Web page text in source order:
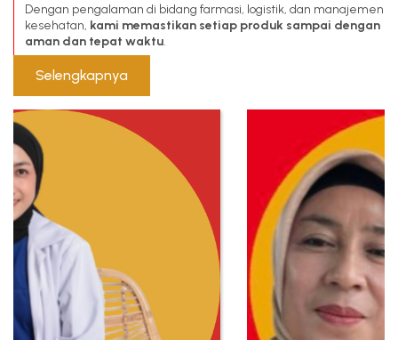
Dengan pengalaman di bidang farmasi, logistik, dan manajemen
kesehatan, kami memastikan setiap produk sampai dengan
aman dan tepat waktu.
Selengkapnya